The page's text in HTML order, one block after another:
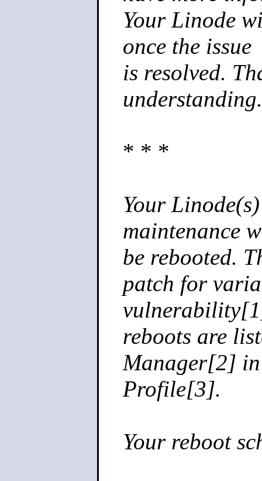
Your Linode
once the issue
is resolved.
understanding.
* * *
Your
maintenance
be rebooted.
patch for
reboots are
Manager[2] in
Profile[3].
Your reboot